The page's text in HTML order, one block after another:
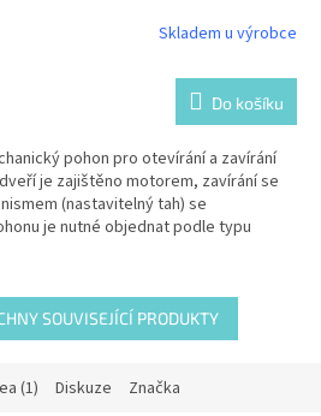
R
M
A
Skladem u výrobce
Do košíku
pohon pro otevírání a zavírání
je zajištěno motorem, zavírání se
(nastavitelný tah) se
je nutné objednat podle typu
SOUVISEJÍCÍ PRODUKTY
(1) Diskuze Značka